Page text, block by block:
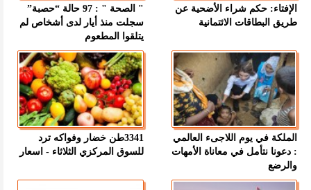
الإفتاء: حكم شراء الأضحية عن
طريق البطاقات الائتمانية
" الصحة " : 97 حالة “حصبة”
سجلت منذ أيار لدى أشخاص لم
يتلقوا المطعوم
الملكة في يوم اللاجىء العالمي
: دعونا نتأمل في معاناة الأمهات
والرضع
3341طن خضار وفواكه ترد
للسوق المركزي الثلاثاء - اسعار